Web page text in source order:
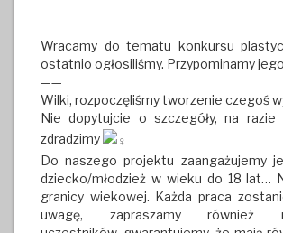
Wracamy do tematu konkursu
ostatnio ogłosiliśmy. Przypominamy
——
Wilki, rozpoczęliśmy tworzenie czegoś
Nie dopytujcie o szczegóły, na
zdradzimy
Do naszego projektu zaangażujemy
dziecko/młodzież w wieku do 18 lat…
granicy wiekowej. Każda praca
uwagę, zapraszamy również